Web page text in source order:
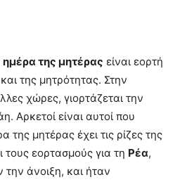
ημέρα της μητέρας είναι εορτή
της μητρότητας. Στην
χώρες, γιορτάζεται την
Αρκετοί είναι αυτοί που
της μητέρας έχει τις ρίζες της
εορτασμούς για τη Ρέα,
άνοιξη, και ήταν